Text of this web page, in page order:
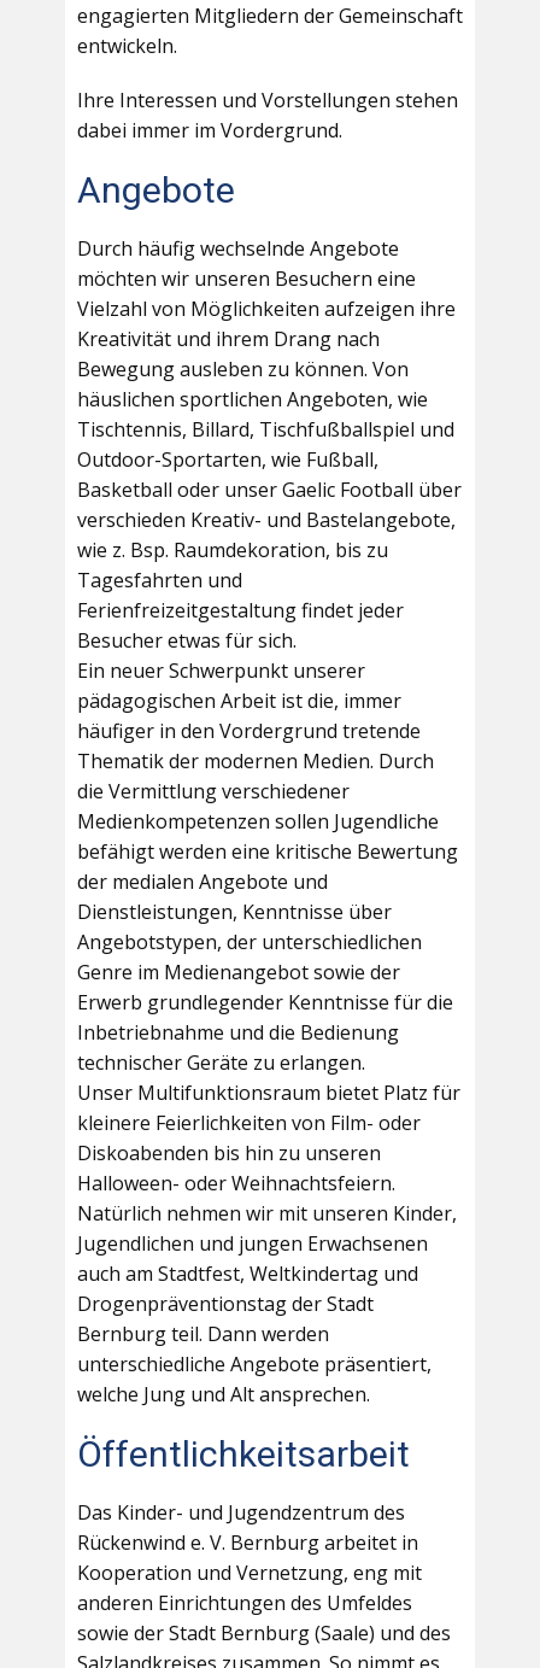
engagierten Mitgliedern der Gemeinschaft
entwickeln.
Ihre Interessen und Vorstellungen stehen
dabei immer im Vordergrund.
Angebote
Durch häufig wechselnde Angebote
möchten wir unseren Besuchern eine
Vielzahl von Möglichkeiten aufzeigen ihre
Kreativität und ihrem Drang nach
Bewegung ausleben zu können. Von
häuslichen sportlichen Angeboten, wie
Tischtennis, Billard, Tischfußballspiel und
Outdoor-Sportarten, wie Fußball,
Basketball oder unser Gaelic Football über
verschieden Kreativ- und Bastelangebote,
wie z. Bsp. Raumdekoration, bis zu
Tagesfahrten und
Ferienfreizeitgestaltung findet jeder
Besucher etwas für sich.
Ein neuer Schwerpunkt unserer
pädagogischen Arbeit ist die, immer
häufiger in den Vordergrund tretende
Thematik der modernen Medien. Durch
die Vermittlung verschiedener
Medienkompetenzen sollen Jugendliche
befähigt werden eine kritische Bewertung
der medialen Angebote und
Dienstleistungen, Kenntnisse über
Angebotstypen, der unterschiedlichen
Genre im Medienangebot sowie der
Erwerb grundlegender Kenntnisse für die
Inbetriebnahme und die Bedienung
technischer Geräte zu erlangen.
Unser Multifunktionsraum bietet Platz für
kleinere Feierlichkeiten von Film- oder
Diskoabenden bis hin zu unseren
Halloween- oder Weihnachtsfeiern.
Natürlich nehmen wir mit unseren Kinder,
Jugendlichen und jungen Erwachsenen
auch am Stadtfest, Weltkindertag und
Drogenpräventionstag der Stadt
Bernburg teil. Dann werden
unterschiedliche Angebote präsentiert,
welche Jung und Alt ansprechen.
Öffentlichkeitsarbeit
Das Kinder- und Jugendzentrum des
Rückenwind e. V. Bernburg arbeitet in
Kooperation und Vernetzung, eng mit
anderen Einrichtungen des Umfeldes
sowie der Stadt Bernburg (Saale) und des